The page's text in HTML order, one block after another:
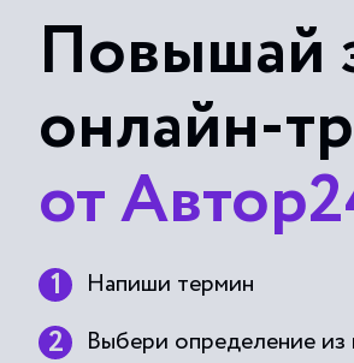
Повышай
онлайн-
от
Напиши термин
Выбери определение